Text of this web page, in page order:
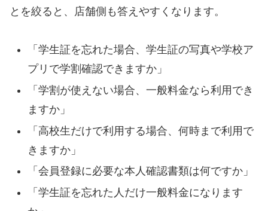
とを絞ると、店舗側も答えやすくなります。
「学生証を忘れた場合、学生証の写真や学校ア
プリで学割確認できますか」
「学割が使えない場合、一般料金なら利用でき
ますか」
「高校生だけで利用する場合、何時まで利用で
きますか」
「会員登録に必要な本人確認書類は何ですか」
「学生証を忘れた人だけ一般料金になります